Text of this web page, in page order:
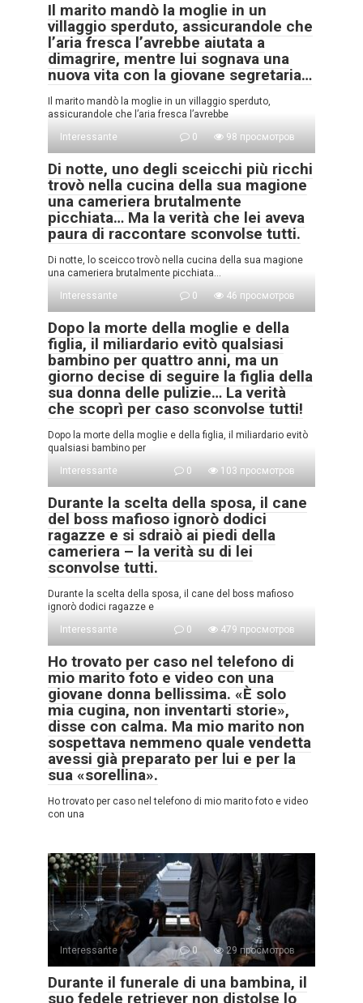
Il marito mandò la moglie in un
villaggio sperduto, assicurandole che
l’aria fresca l’avrebbe aiutata a
dimagrire, mentre lui sognava una
nuova vita con la giovane segretaria…
Il marito mandò la moglie in un villaggio sperduto,
assicurandole che l’aria fresca l’avrebbe
Interessante
0 98 просмотров
Di notte, uno degli sceicchi più ricchi
trovò nella cucina della sua magione
una cameriera brutalmente
picchiata… Ma la verità che lei aveva
paura di raccontare sconvolse tutti.
Di notte, lo sceicco trovò nella cucina della sua magione
una cameriera brutalmente picchiata…
Interessante
0 46 просмотров
Dopo la morte della moglie e della
figlia, il miliardario evitò qualsiasi
bambino per quattro anni, ma un
giorno decise di seguire la figlia della
sua donna delle pulizie… La verità
che scoprì per caso sconvolse tutti!
Dopo la morte della moglie e della figlia, il miliardario evitò
qualsiasi bambino per
Interessante
0 103 просмотров
Durante la scelta della sposa, il cane
del boss mafioso ignorò dodici
ragazze e si sdraiò ai piedi della
cameriera – la verità su di lei
sconvolse tutti.
Durante la scelta della sposa, il cane del boss mafioso
ignorò dodici ragazze e
Interessante
0 479 просмотров
Ho trovato per caso nel telefono di
mio marito foto e video con una
giovane donna bellissima. «È solo
mia cugina, non inventarti storie»,
disse con calma. Ma mio marito non
sospettava nemmeno quale vendetta
avessi già preparato per lui e per la
sua «sorellina».
Ho trovato per caso nel telefono di mio marito foto e video
con una
Interessante 0 29 просмотров
Durante il funerale di una bambina, il
suo fedele retriever non distolse lo